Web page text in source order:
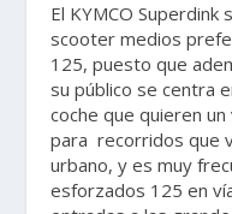
El KYMCO
scooter medios
125, puesto que
su público se centra
coche que quieren
para recorridos que
urbano, y es muy
esforzados 125 en